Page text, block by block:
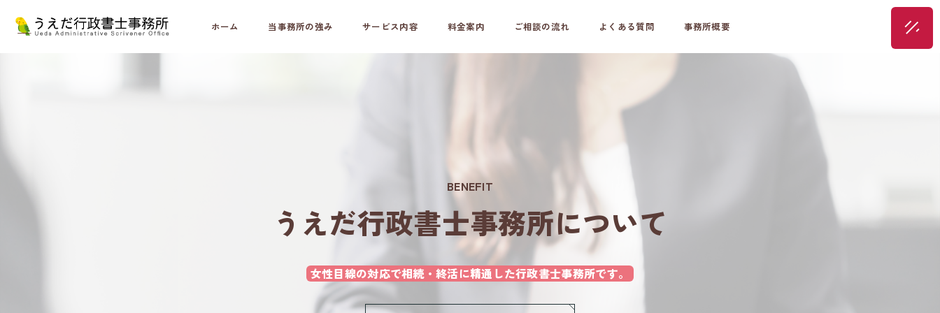
ホーム 当事務所の強み サービス内容 料金案内 ご相談の流れ よくある質問 事務所概要
BENEFIT
うえだ行政書士事務所について
女性目線の対応で相続・終活に精通した行政書士事務所です。